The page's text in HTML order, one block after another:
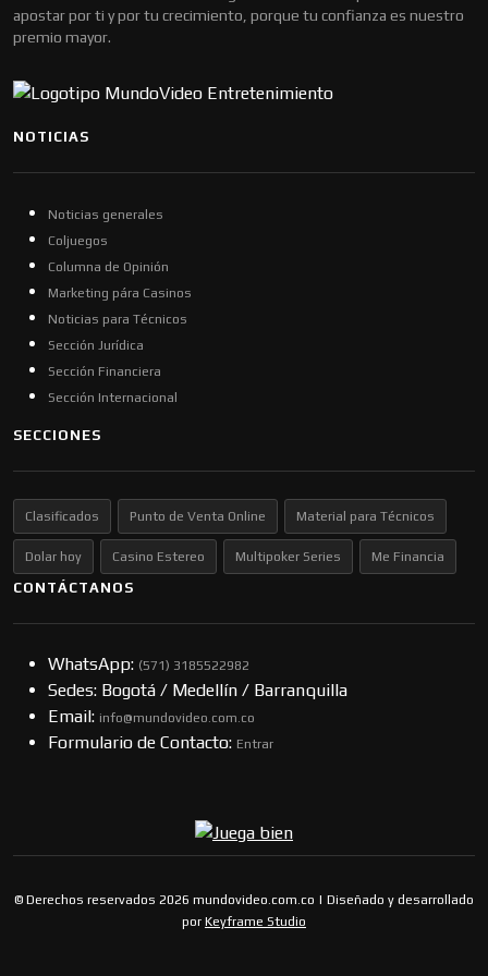
apostar por ti y por tu crecimiento, porque tu confianza es nuestro
premio mayor.
NOTICIAS
Noticias generales
Coljuegos
Columna de Opinión
Marketing pára Casinos
Noticias para Técnicos
Sección Jurídica
Sección Financiera
Sección Internacional
SECCIONES
Clasificados Punto de Venta Online Material para Técnicos
Dolar hoy Casino Estereo Multipoker Series Me Financia
CONTÁCTANOS
WhatsApp: (57​​1) 3185522982
Sedes: Bogotá / Medellín / Barranquilla
Email: info@mundovideo.com.co
Formulario de Contacto: Entrar
© Derechos reservados 2026 mundovideo.com.co | Diseñado y desarrollado
por Keyframe Studio